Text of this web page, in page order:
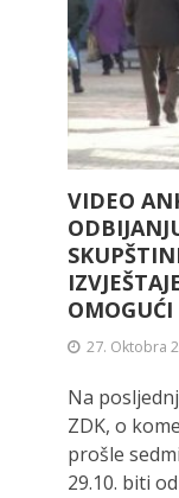
VIDEO
27. Oktobra
Na
ZDK, o
prošle
29.10. biti